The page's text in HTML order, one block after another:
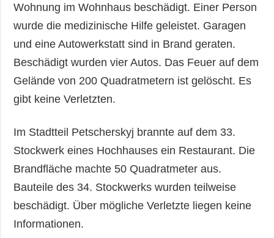
Video
Wohnung im Wohnhaus beschädigt. Einer Person
wurde die medizinische Hilfe geleistet. Garagen
und eine Autowerkstatt sind in Brand geraten.
Beschädigt wurden vier Autos. Das Feuer auf dem
Gelände von 200 Quadratmetern ist gelöscht. Es
gibt keine Verletzten.
Im Stadtteil Petscherskyj brannte auf dem 33.
Stockwerk eines Hochhauses ein Restaurant. Die
Brandfläche machte 50 Quadratmeter aus.
Bauteile des 34. Stockwerks wurden teilweise
beschädigt. Über mögliche Verletzte liegen keine
Informationen.